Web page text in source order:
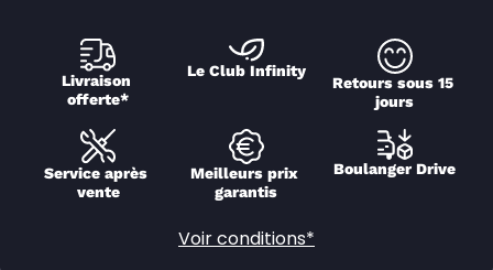
Livraison
offerte*
Le Club Infinity
Retours sous 15
jours
Service après
vente
Meilleurs prix
garantis
Boulanger Drive
Voir conditions*